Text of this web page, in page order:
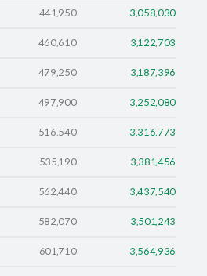
441,950 3,058,030
460,610 3,122,703
479,250 3,187,396
497,900 3,252,080
516,540 3,316,773
535,190 3,381,456
562,440 3,437,540
582,070 3,501,243
601,710 3,564,936